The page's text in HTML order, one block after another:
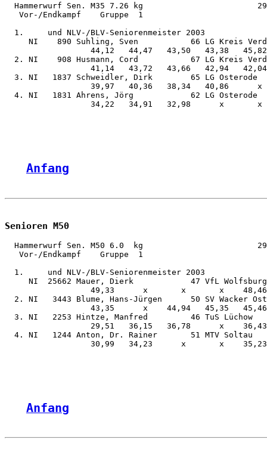
Hammerwurf Sen. M35 7.26 kg
   Vor-/Endkampf    Gruppe  1
  1.     und NLV-/BLV-Seniorenmeister 2003
NI    890 Suhling, Sven           66 LG Kreis
44,12   44,47   43,50   43,38
2. NI    908 Husmann, Cord           67 LG Kreis
41,14   43,72   43,66   42,94
3. NI   1837 Schweidler, Dirk        65 LG Osterode
39,97   40,36   38,34   40,86      x
4. NI   1831 Ahrens, Jörg            62 LG Osterode
34,22   34,91   32,98      x       x
Anfang
Senioren M50
Hammerwurf Sen. M50 6.0  kg
   Vor-/Endkampf    Gruppe  1
  1.     und NLV-/BLV-Seniorenmeister 2003
NI  25662 Mauer, Dierk            47 VfL
49,33      x       x       x
2. NI   3443 Blume, Hans-Jürgen      50 SV Wacker
43,35      x    44,94   45,35
3. NI   2253 Hintze, Manfred         46 TuS Lüchow
29,51   36,15   36,78      x
4. NI   1244 Anton, Dr. Rainer       51 MTV Soltau
30,99   34,23      x       x
Anfang